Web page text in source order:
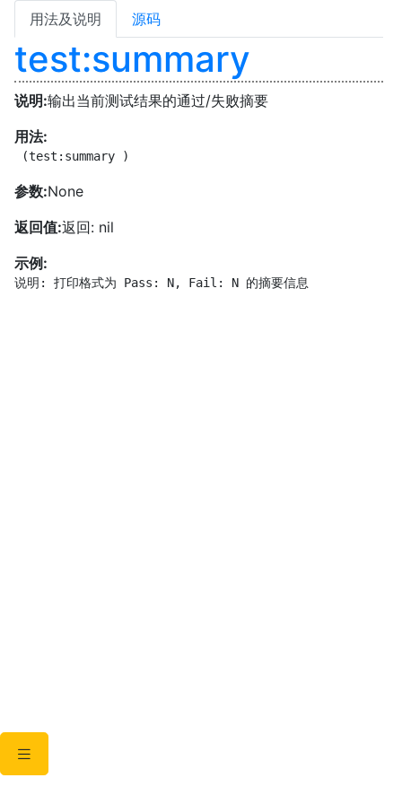
用法及说明 源码
test:summary
说明:输出当前测试结果的通过/失败摘要
用法:
(test:summary )
参数:None
返回值:返回: nil
示例:
说明: 打印格式为 Pass: N, Fail: N 的摘要信息